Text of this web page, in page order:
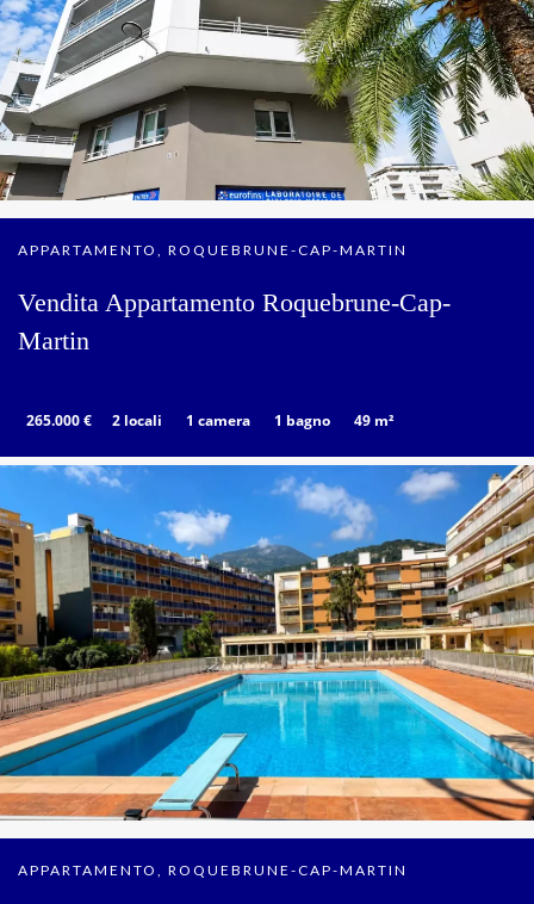
APPARTAMENTO, ROQUEBRUNE-CAP-MARTIN
Vendita Appartamento Roquebrune-Cap-
Martin
265.000 € 2 locali 1 camera 1 bagno 49 m²
APPARTAMENTO, ROQUEBRUNE-CAP-MARTIN